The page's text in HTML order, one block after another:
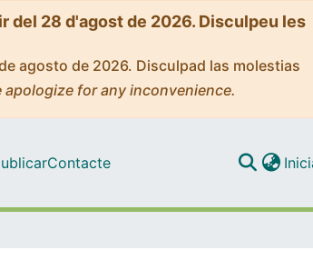
del 28 d'agost de 2026. Disculpeu les
agosto de 2026. Disculpad las molestias
for any inconvenience.
Contacte